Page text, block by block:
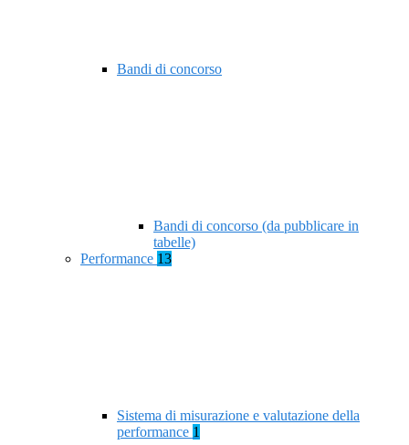
Bandi di concorso
Bandi di concorso (da pubblicare in
tabelle)
Performance 13
Sistema di misurazione e valutazione della
performance 1